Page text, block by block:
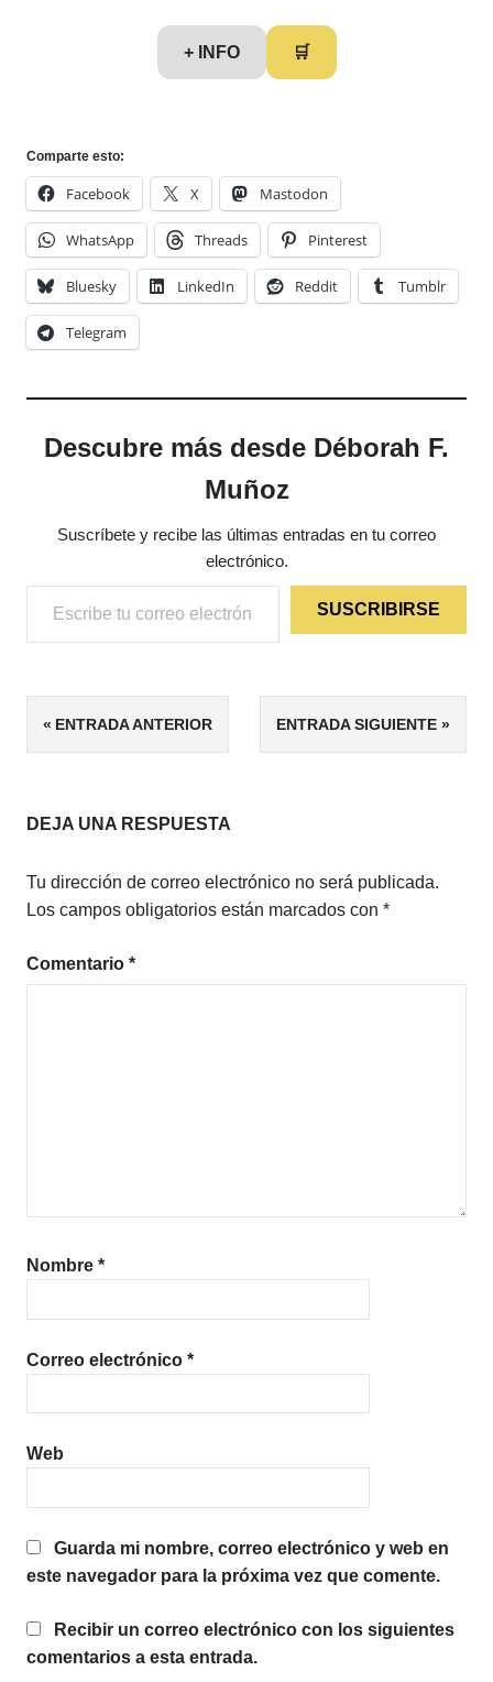
+ INFO 🛒
Comparte esto:
Facebook X Mastodon
WhatsApp Threads Pinterest
Bluesky LinkedIn Reddit Tumblr
Telegram
Descubre más desde Déborah F.
Muñoz
Suscríbete y recibe las últimas entradas en tu correo
electrónico.
Escribe tu correo electrónico…
SUSCRIBIRSE
ETIQUETAS
FANTASÍA
Navegación
entradas
ENTRADA ANTERIOR ENTRADA SIGUIENTE
DEJA UNA RESPUESTA
Tu dirección de correo electrónico no será publicada.
Los campos obligatorios están marcados con *
Comentario *
Nombre *
Correo electrónico *
Web
Guarda mi nombre, correo electrónico y web en
este navegador para la próxima vez que comente.
Recibir un correo electrónico con los siguientes
comentarios a esta entrada.